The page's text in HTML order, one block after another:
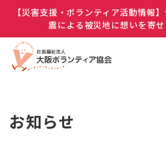
【災害支援・ボランティア活動情報
震による被災地に想いを寄
お知らせ